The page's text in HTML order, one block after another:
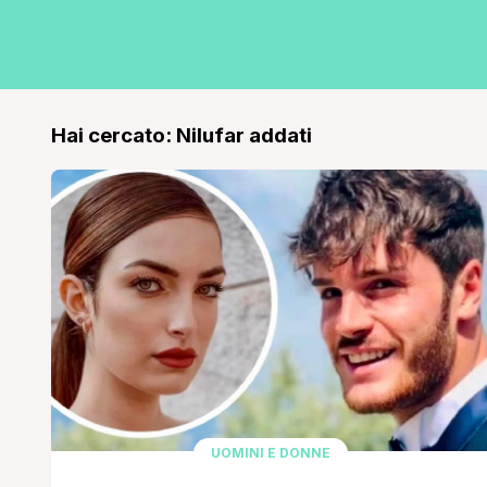
Hai cercato: Nilufar addati
UOMINI E DONNE